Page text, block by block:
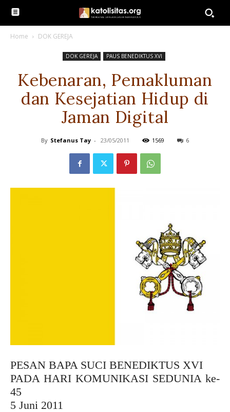
Home DOK GEREJA
DOK GEREJA PAUS BENEDIKTUS XVI
Kebenaran, Pemakluman
dan Kesejatian Hidup di
Jaman Digital
By Stefanus Tay - 23/05/2011 1569 6
PESAN BAPA SUCI BENEDIKTUS XVI
PADA HARI KOMUNIKASI SEDUNIA ke-
45
5 Juni 2011